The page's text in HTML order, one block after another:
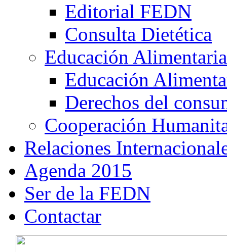
Editorial FEDN
Consulta Dietética
Educación Alimentaria
Educación
Derechos del
Cooperación
Relaciones
Agenda 2015
Ser de la FEDN
Contactar